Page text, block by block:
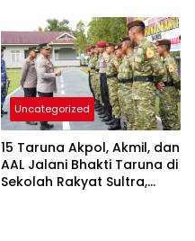
Uncategorized
15 Taruna Akpol, Akmil, dan
AAL Jalani Bhakti Taruna di
Sekolah Rakyat Sultra,